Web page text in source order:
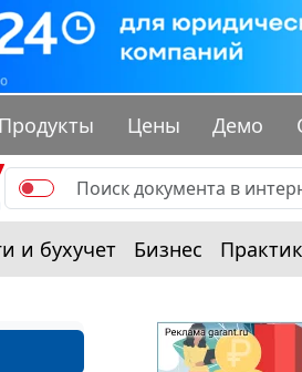
Продукты Цены Демо
и бухучет Бизнес